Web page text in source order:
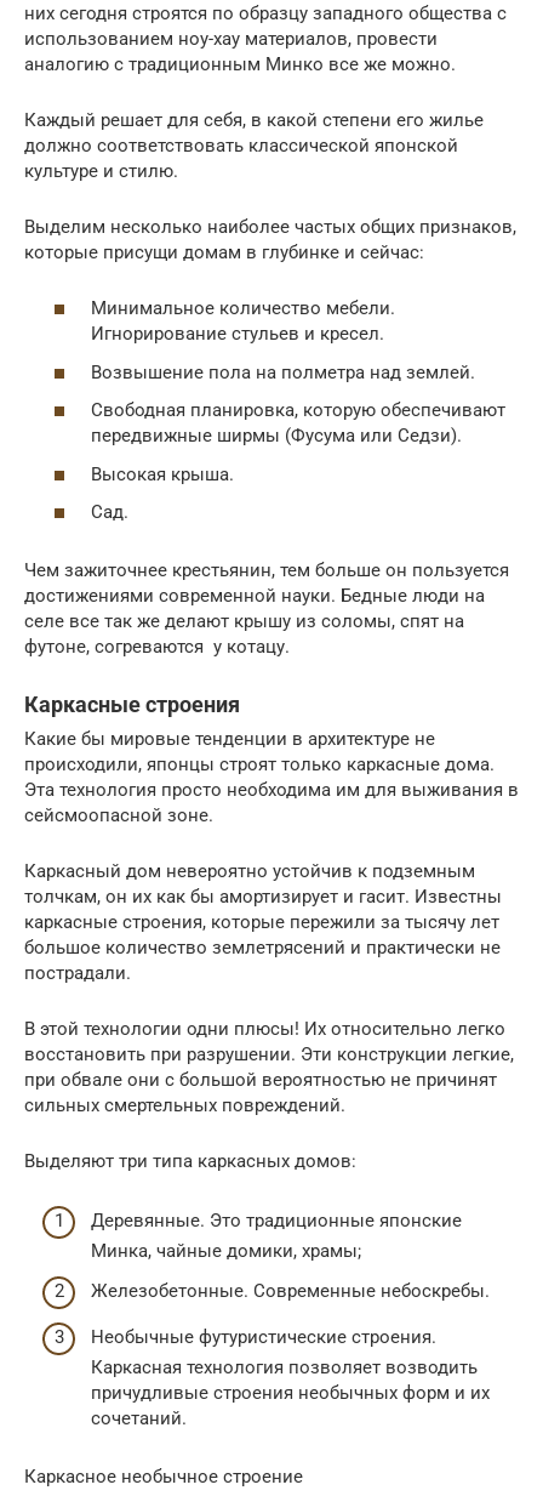
них сегодня строятся по образцу западного общества с
использованием ноу-хау материалов, провести
аналогию с традиционным Минко все же можно.
Каждый решает для себя, в какой степени его жилье
должно соответствовать классической японской
культуре и стилю.
Выделим несколько наиболее частых общих признаков,
которые присущи домам в глубинке и сейчас:
Минимальное количество мебели.
Игнорирование стульев и кресел.
Возвышение пола на полметра над землей.
Свободная планировка, которую обеспечивают
передвижные ширмы (Фусума или Седзи).
Высокая крыша.
Сад.
Чем зажиточнее крестьянин, тем больше он пользуется
достижениями современной науки. Бедные люди на
селе все так же делают крышу из соломы, спят на
футоне, согреваются у котацу.
Каркасные строения
Какие бы мировые тенденции в архитектуре не
происходили, японцы строят только каркасные дома.
Эта технология просто необходима им для выживания в
сейсмоопасной зоне.
Каркасный дом невероятно устойчив к подземным
толчкам, он их как бы амортизирует и гасит. Известны
каркасные строения, которые пережили за тысячу лет
большое количество землетрясений и практически не
пострадали.
В этой технологии одни плюсы! Их относительно легко
восстановить при разрушении. Эти конструкции легкие,
при обвале они с большой вероятностью не причинят
сильных смертельных повреждений.
Выделяют три типа каркасных домов:
Деревянные. Это традиционные японские
Минка, чайные домики, храмы;
Железобетонные. Современные небоскребы.
Необычные футуристические строения.
Каркасная технология позволяет возводить
причудливые строения необычных форм и их
сочетаний.
Каркасное необычное строение